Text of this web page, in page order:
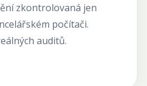
zkontrolovaná jen
počítači.
auditů.